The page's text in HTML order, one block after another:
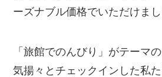
ーズナブル価格でいただけまし
「旅館でのんびり」がテーマ
気揚々とチェックインした私